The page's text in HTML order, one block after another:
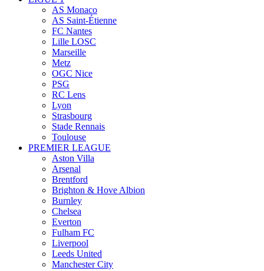
AS Monaco
AS Saint-Étienne
FC Nantes
Lille LOSC
Marseille
Metz
OGC Nice
PSG
RC Lens
Lyon
Strasbourg
Stade Rennais
Toulouse
PREMIER LEAGUE
Aston Villa
Arsenal
Brentford
Brighton & Hove Albion
Burnley
Chelsea
Everton
Fulham FC
Liverpool
Leeds United
Manchester City